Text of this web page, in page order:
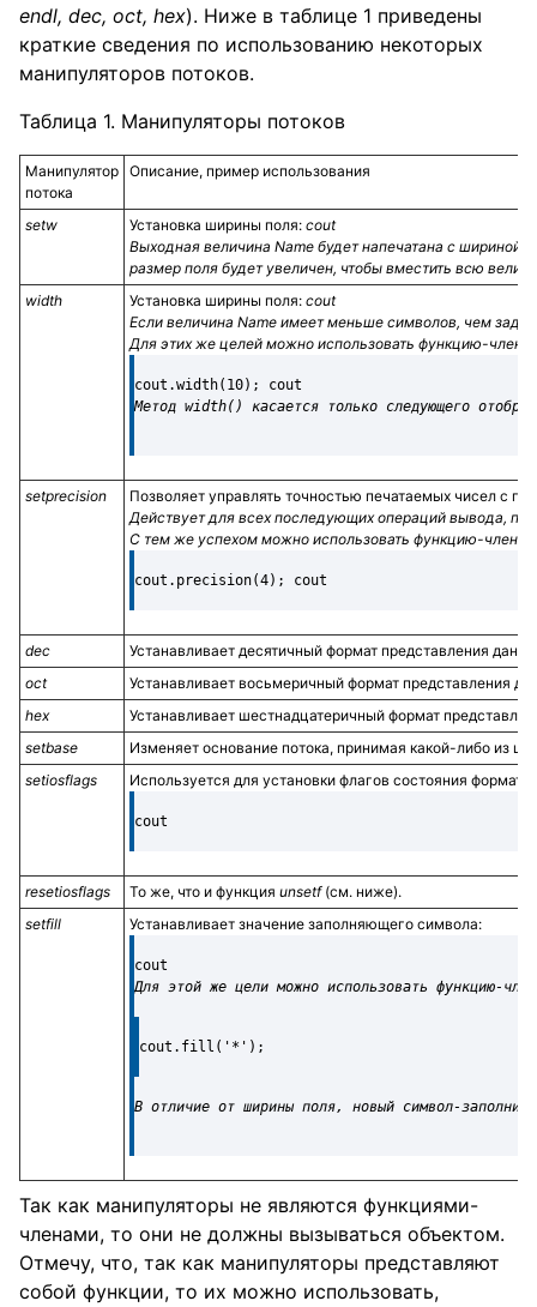
endl, dec, oct, hex). Ниже в таблице 1 приведены
краткие сведения по использованию некоторых
манипуляторов потоков.
Таблица 1. Манипуляторы потоков
Манипулятор
потока
Описание, пример использования
setw Установка ширины поля: cout
Выходная величина Name будет напечатана с шириной
размер поля будет увеличен, чтобы вместить всю
width
Установка ширины поля: cout
Если величина Name имеет меньше символов, чем
Для этих же целей можно использовать функцию-член
cout.width(10); cout
Метод width() касается только следующего
setprecision
Позволяет управлять точностью печатаемых чисел с
Действует для всех последующих операций вывода,
С тем же успехом можно использовать функцию-член
cout.precision(4); cout
dec
Устанавливает десятичный формат представления
oct
Устанавливает восьмеричный формат представления
hex
Устанавливает шестнадцатеричный формат
setbase
Изменяет основание потока, принимая какой-либо из
setiosflags
Используется для установки флагов состояния
cout
resetiosflags То же, что и функция unsetf(см. ниже).
setfill
Устанавливает значение заполняющего символа:
cout
Для этой же цели можно использовать функцию-
cout.fill('*');
В отличие от ширины поля, новый символ-
Так как манипуляторы не являются функциями-
членами, то они не должны вызываться объектом.
Отмечу, что, так как манипуляторы представляют
собой функции, то их можно использовать,